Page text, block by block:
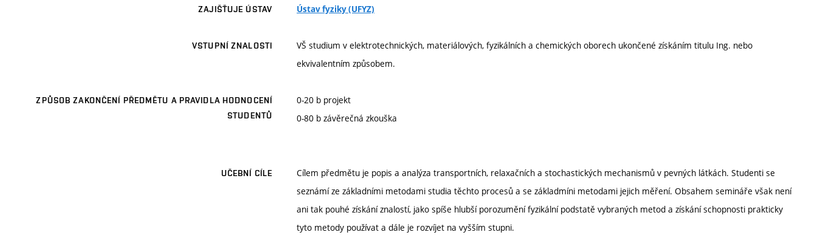
ZAJIŠŤUJE ÚSTAV Ústav fyziky (UFYZ)
VSTUPNÍ ZNALOSTI
VŠ studium v elektrotechnických, materiálových, fyzikálních a chemických oborech ukončené získáním titulu Ing. nebo
ekvivalentním způsobem.
ZPŮSOB ZAKONČENÍ PŘEDMĚTU A PRAVIDLA HODNOCENÍ
STUDENTŮ
0-20 b projekt
0-80 b závěrečná zkouška
UČEBNÍ CÍLE
Cílem předmětu je popis a analýza transportních, relaxačních a stochastických mechanismů v pevných látkách. Studenti se
seznámí ze základními metodami studia těchto procesů a se základmíni metodami jejich měření. Obsahem semináře však není
ani tak pouhé získání znalostí, jako spíše hlubší porozumění fyzikální podstatě vybraných metod a získání schopnosti prakticky
tyto metody používat a dále je rozvíjet na vyšším stupni.